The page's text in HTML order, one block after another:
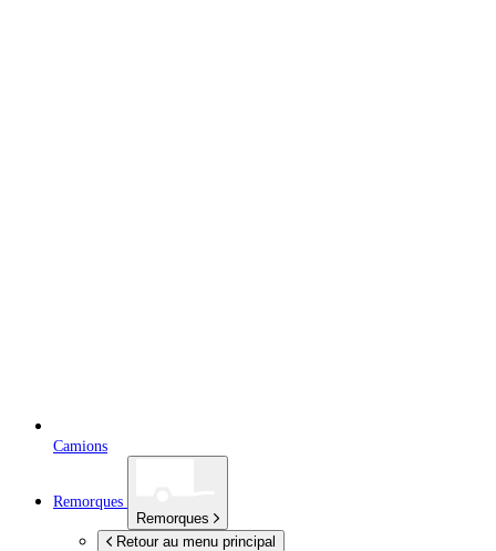
Camions
Remorques
Remorques
Retour au menu principal